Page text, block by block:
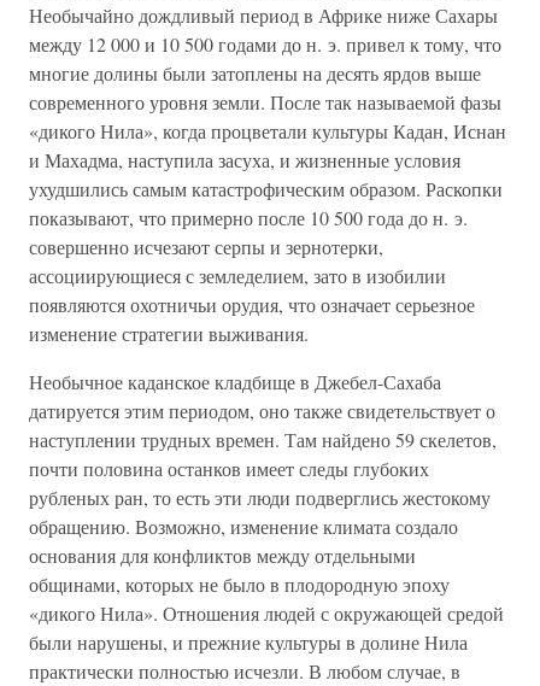
Необычайно дождливый период в Африке ниже Сахары
между 12 000 и 10 500 годами до н. э. привел к тому, что
многие долины были затоплены на десять ярдов выше
современного уровня земли. После так называемой фазы
«дикого Нила», когда процветали культуры Кадан, Иснан
и Махадма, наступила засуха, и жизненные условия
ухудшились самым катастрофическим образом. Раскопки
показывают, что примерно после 10 500 года до н. э.
совершенно исчезают серпы и зернотерки,
ассоциирующиеся с земледелием, зато в изобилии
появляются охотничьи орудия, что означает серьезное
изменение стратегии выживания.
Необычное каданское кладбище в Джебел-Сахаба
датируется этим периодом, оно также свидетельствует о
наступлении трудных времен. Там найдено 59 скелетов,
почти половина останков имеет следы глубоких
рубленых ран, то есть эти люди подверглись жестокому
обращению. Возможно, изменение климата создало
основания для конфликтов между отдельными
общинами, которых не было в плодородную эпоху
«дикого Нила». Отношения людей с окружающей средой
были нарушены, и прежние культуры в долине Нила
практически полностью исчезли. В любом случае, в